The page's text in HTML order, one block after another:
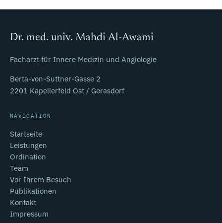
Dr. med. univ. Mahdi Al-Awami
Facharzt für Innere Medizin und Angiologie
Berta-von-Suttner-Gasse 2
2201 Kapellerfeld Ost / Gerasdorf
NAVIGATION
Startseite
Leistungen
Ordination
Team
Vor Ihrem Besuch
Publikationen
Kontakt
Impressum